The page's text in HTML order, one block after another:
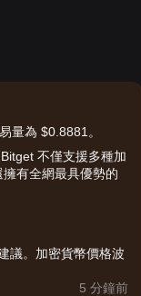
量為 $0.8881。
不僅支援多種加
有全網最具優勢的
議。加密貨幣價格波
5 分鐘前